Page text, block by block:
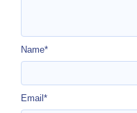
Name*
Email *